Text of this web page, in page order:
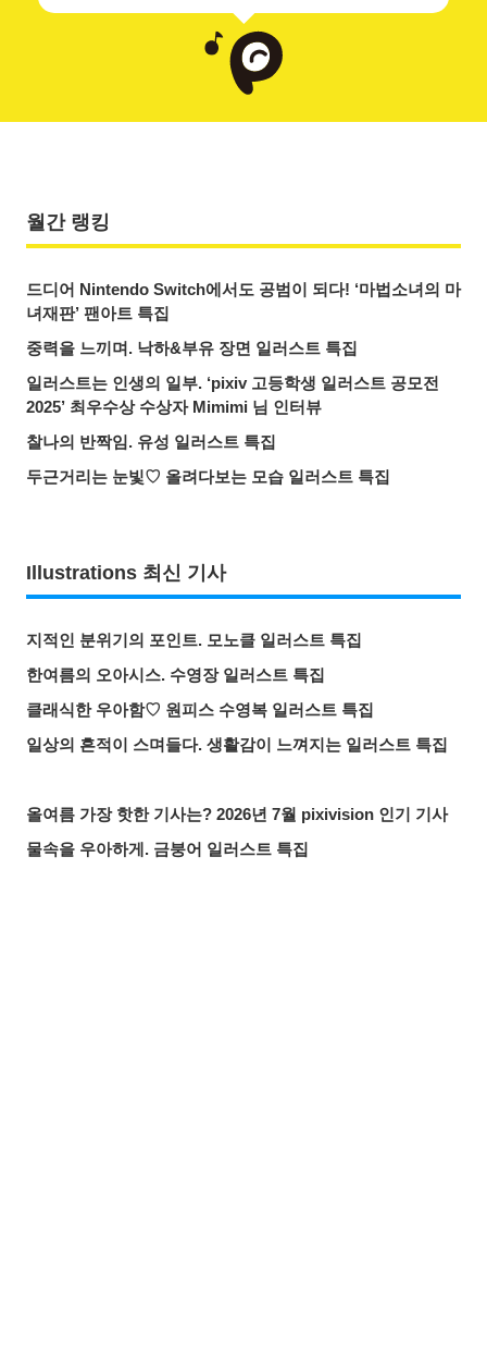
월간 랭킹
드디어 Nintendo Switch에서도 공범이 되다! ‘마법소녀의 마
녀재판’ 팬아트 특집
중력을 느끼며. 낙하&부유 장면 일러스트 특집
일러스트는 인생의 일부. ‘pixiv 고등학생 일러스트 공모전
2025’ 최우수상 수상자 Mimimi 님 인터뷰
찰나의 반짝임. 유성 일러스트 특집
두근거리는 눈빛♡ 올려다보는 모습 일러스트 특집
Illustrations 최신 기사
지적인 분위기의 포인트. 모노클 일러스트 특집
한여름의 오아시스. 수영장 일러스트 특집
클래식한 우아함♡ 원피스 수영복 일러스트 특집
일상의 흔적이 스며들다. 생활감이 느껴지는 일러스트 특집
올여름 가장 핫한 기사는? 2026년 7월 pixivision 인기 기사
물속을 우아하게. 금붕어 일러스트 특집